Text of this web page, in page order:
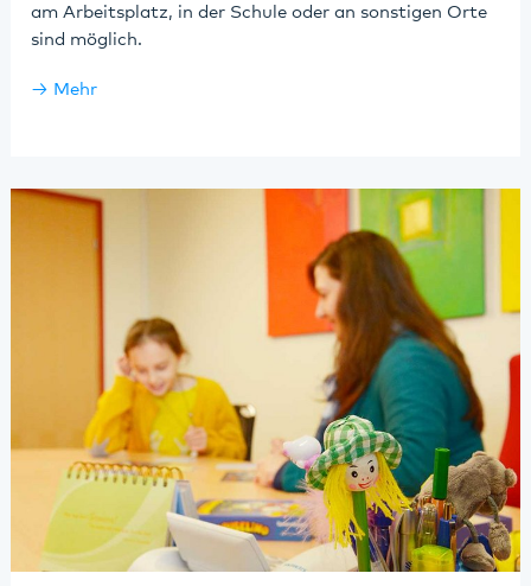
am Arbeitsplatz, in der Schule oder an sonstigen Orte
sind möglich.
Mehr